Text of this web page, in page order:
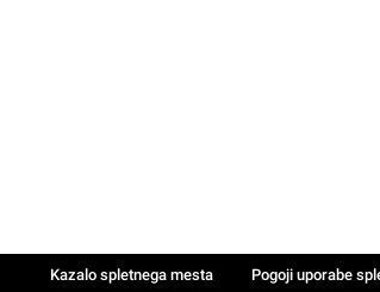
Kazalo spletnega mesta Pogoji uporabe